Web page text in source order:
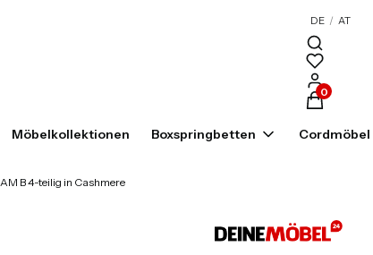
DE / AT
Produkte
Möbelkollektionen Boxspringbetten Cordmöbel
B 4-teilig in Cashmere